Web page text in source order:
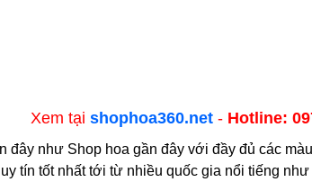
Xem tại shophoa360.net- Hotline:
đây như Shop hoa gần đây với đầy đủ các
tín tốt nhất tới từ nhiều quốc gia nổi tiếng